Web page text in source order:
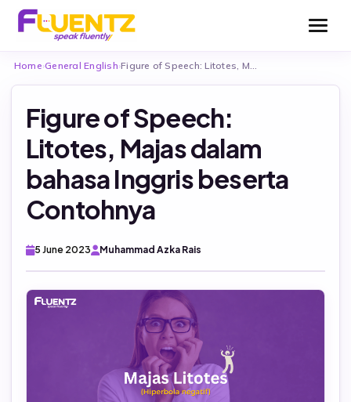
Be Fluentz Together
Be Fluentz Flexible
English For Kids
English For Teens
English for Adults
English For Business
TOEFL Preparation
Test Consultation
TOEFL (Fluentz English Test – FET)
TOEFL ITP Official
TOEFL IBT Home Edition
Home›General English› Figure of Speech: Litotes, Majas dalam bahasa…
Figure of Speech:
Litotes, Majas dalam
bahasa Inggris beserta
Contohnya
5 June 2023 Muhammad Azka Rais